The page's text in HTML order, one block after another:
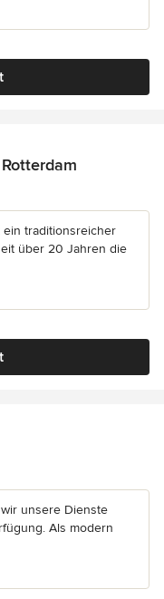
Sternen
traditionsreicher
über 20 Jahren die
Sternen
unsere Dienste
Als modern